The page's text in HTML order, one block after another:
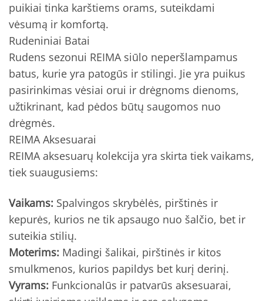
puikiai tinka karštiems orams, suteikdami
vėsumą ir komfortą.
Rudeniniai Batai
Rudens sezonui REIMA siūlo neperšlampamus
batus, kurie yra patogūs ir stilingi. Jie yra puikus
pasirinkimas vėsiai orui ir drėgnoms dienoms,
užtikrinant, kad pėdos būtų saugomos nuo
drėgmės.
REIMA Aksesuarai
REIMA aksesuarų kolekcija yra skirta tiek vaikams,
tiek suaugusiems:
Vaikams: Spalvingos skrybėlės, pirštinės ir
kepurės, kurios ne tik apsaugo nuo šalčio, bet ir
suteikia stilių.
Moterims: Madingi šalikai, pirštinės ir kitos
smulkmenos, kurios papildys bet kurį derinį.
Vyrams: Funkcionalūs ir patvarūs aksesuarai,